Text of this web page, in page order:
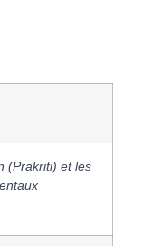
(Prakṛiti) et les